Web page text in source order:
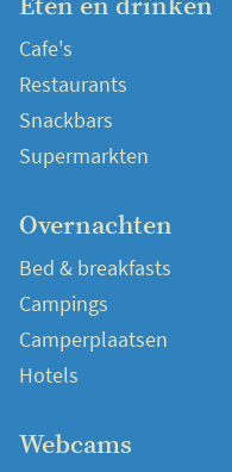
Eten en drinken
Cafe's
Restaurants
Snackbars
Supermarkten
Overnachten
Bed & breakfasts
Campings
Camperplaatsen
Hotels
Webcams